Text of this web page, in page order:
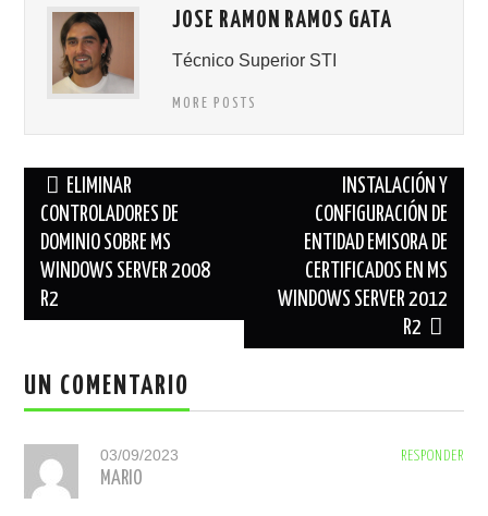
JOSE RAMON RAMOS GATA
Técnico Superior STI
MORE POSTS
Navegación
de
entradas
ELIMINAR
CONTROLADORES DE
DOMINIO SOBRE MS
WINDOWS SERVER 2008
R2
INSTALACIÓN Y
CONFIGURACIÓN DE
ENTIDAD EMISORA DE
CERTIFICADOS EN MS
WINDOWS SERVER 2012
R2
UN COMENTARIO
RESPONDER
03/09/2023
MARIO